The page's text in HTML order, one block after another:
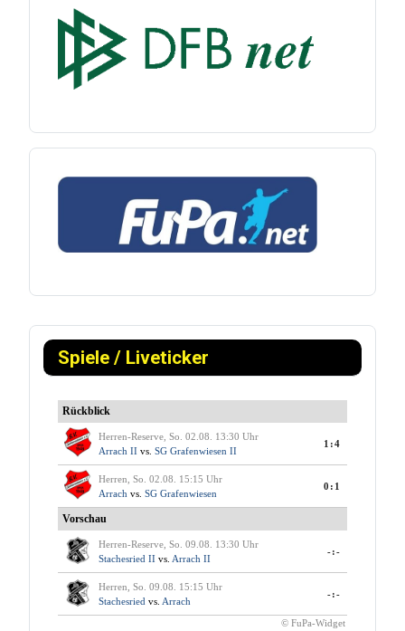
Spiele / Liveticker